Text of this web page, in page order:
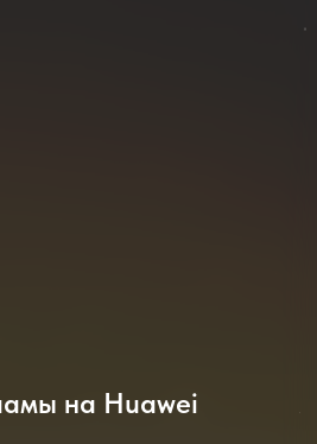
на Huawei